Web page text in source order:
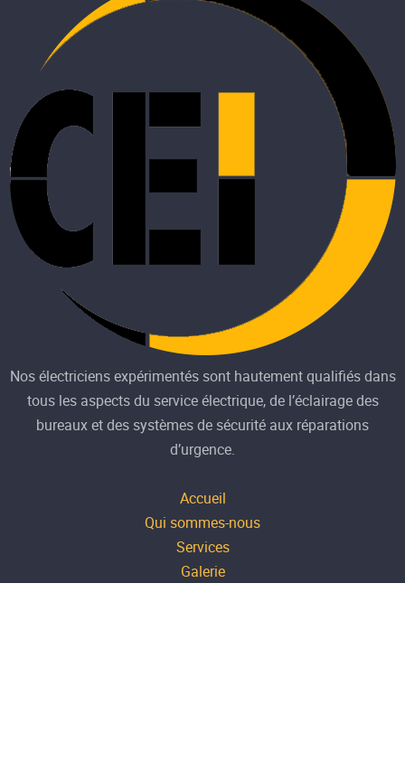
Nos électriciens expérimentés sont hautement qualifiés dans
tous les aspects du service électrique, de l’éclairage des
bureaux et des systèmes de sécurité aux réparations
d’urgence.
Accueil
Qui sommes-nous
Services
Galerie